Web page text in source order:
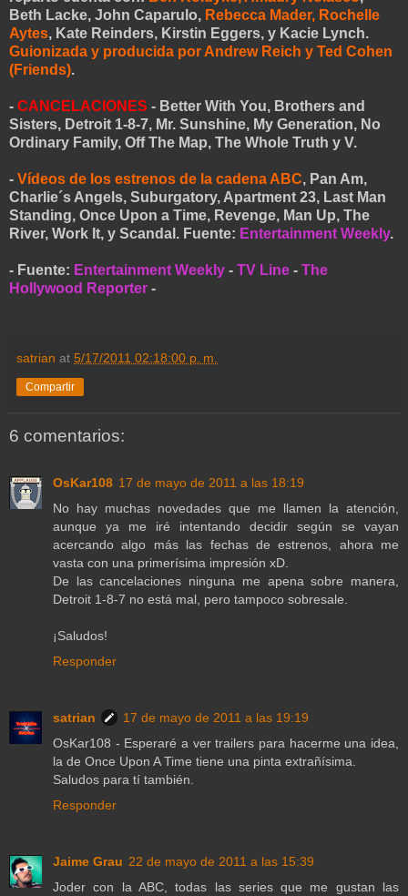
Beth Lacke, John Caparulo, Rebecca Mader, Rochelle
Aytes, Kate Reinders, Kirstin Eggers, y Kacie Lynch.
Guionizada y producida por Andrew Reich y Ted Cohen
(Friends).
- CANCELACIONES - Better With You, Brothers and
Sisters, Detroit 1-8-7, Mr. Sunshine, My Generation, No
Ordinary Family, Off The Map, The Whole Truth y V.
- Vídeos de los estrenos de la cadena ABC, Pan Am,
Charlie´s Angels, Suburgatory, Apartment 23, Last Man
Standing, Once Upon a Time, Revenge, Man Up, The
River, Work It, y Scandal. Fuente: Entertainment Weekly.
- Fuente: Entertainment Weekly - TV Line - The
Hollywood Reporter -
satrian at 5/17/2011 02:18:00 p. m.
Compartir
6 comentarios:
OsKar108 17 de mayo de 2011 a las 18:19
No hay muchas novedades que me llamen la atención,
aunque ya me iré intentando decidir según se vayan
acercando algo más las fechas de estrenos, ahora me
vasta con una primerísima impresión xD.
De las cancelaciones ninguna me apena sobre manera,
Detroit 1-8-7 no está mal, pero tampoco sobresale.
¡Saludos!
Responder
satrian
17 de mayo de 2011 a las 19:19
OsKar108 - Esperaré a ver trailers para hacerme una idea,
la de Once Upon A Time tiene una pinta extrañísima.
Saludos para tí también.
Responder
Jaime Grau 22 de mayo de 2011 a las 15:39
Joder con la ABC, todas las series que me gustan las